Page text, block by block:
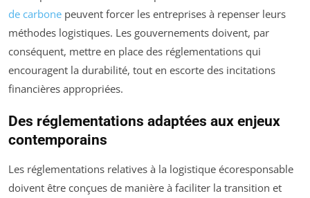
de carbone peuvent forcer les entreprises à repenser leurs
méthodes logistiques. Les gouvernements doivent, par
conséquent, mettre en place des réglementations qui
encouragent la durabilité, tout en escorte des incitations
financières appropriées.
Des réglementations adaptées aux enjeux
contemporains
Les réglementations relatives à la logistique écoresponsable
doivent être conçues de manière à faciliter la transition et